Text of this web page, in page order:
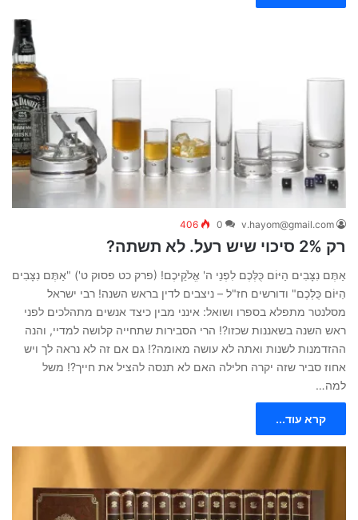
v.hayom@gmail.com
0
406
רק 2% סיכוי שיש רעל. לא תשתה?
אַתֶּם נִצָּבִים הַיּוֹם כֻּלְּכֶם לִפְנֵי ה' אֱלֹקֵיכֶם! (פרק כט פסוק ט') "אַתֶּם נִצָּבִים
הַיּוֹם כֻּלְּכֶם" ודורשים חז"ל – ניצבים לדין בראש השנה! רבי ישראל
מסלנטר מתפלא בספרו ושואל: אינני מבין כיצד אנשים מתהלכים לפני
ראש השנה בשאננות שכזו?! הרי הסבירות שתחייה קלושה למדיי, והנה
ההזדמנות לשנות ואתה לא עושה מאומה?! גם אם זה לא נראה לך ויש
אחוז סביר שזה יקרה חלילה האם לא תנסה להציל את חייך?! משל
למה…
קרא עוד...